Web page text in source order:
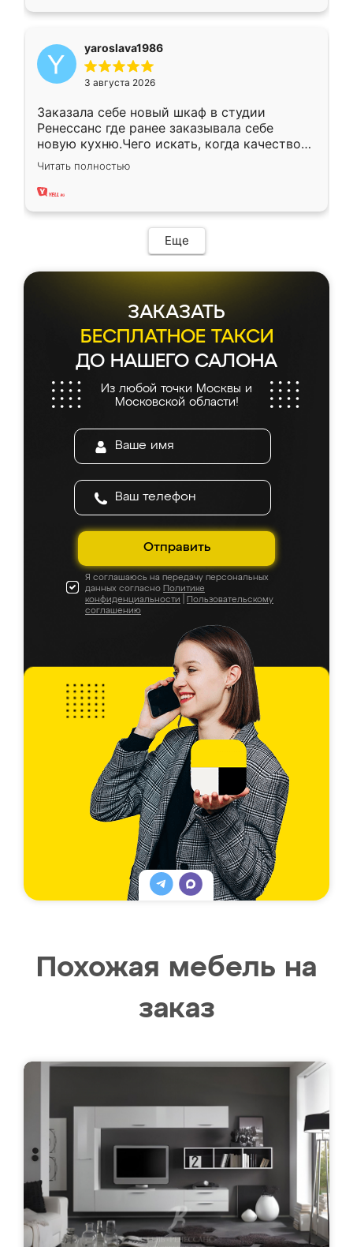
yaroslava1986
3 августа 2026
Заказала себе новый шкаф в студии
Ренессанс где ранее заказывала себе
новую кухню.Чего искать, когда качеством
вполне довольна. Служит кухня уже почти
два года, нареканий нет.
Читать полностью
Еще
ЗАКАЗАТЬ
БЕСПЛАТНОЕ ТАКСИ
ДО НАШЕГО САЛОНА
Из любой точки Москвы и
Московской области!
Отправить
Я соглашаюсь на передачу персональных
данных согласно Политике
конфиденциальности
Пользовательскому
соглашению
Похожая мебель на
заказ